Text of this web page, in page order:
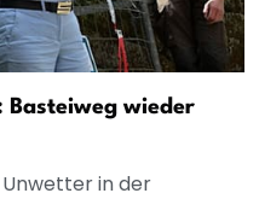
Basteiweg wieder
in der